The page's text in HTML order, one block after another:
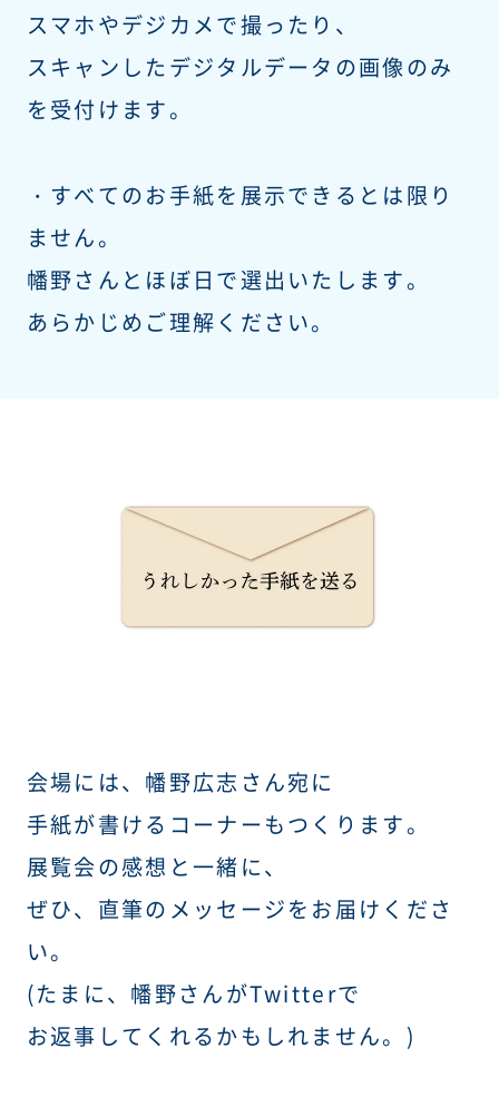
スマホやデジカメで撮ったり、
スキャンしたデジタルデータの画像のみ
を受付けます。
・すべてのお手紙を展示できるとは限り
ません。
幡野さんとほぼ日で選出いたします。
あらかじめご理解ください。
会場には、幡野広志さん宛に
手紙が書けるコーナーもつくります。
展覧会の感想と一緒に、
ぜひ、直筆のメッセージをお届けくださ
い。
(たまに、幡野さんがTwitterで
お返事してくれるかもしれません。)